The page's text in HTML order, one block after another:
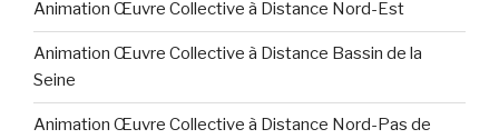
Animation Œuvre Collective à Distance Nord-Est
Animation Œuvre Collective à Distance Bassin de la
Seine
Animation Œuvre Collective à Distance Nord-Pas de